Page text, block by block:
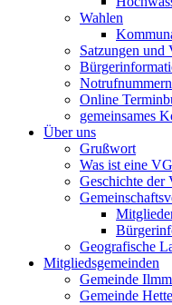
Wahlen
Satzungen und
Notrufnummern
Online
gemeinsames
Über uns
Grußwort
Was ist eine
Geschichte der
Geografische
Mitgliedsgemeinden
Gemeinde
Gemeinde